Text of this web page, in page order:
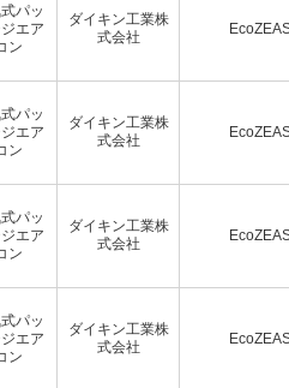
パッ
エア
ン
ダイキン工業株
式会社
パッ
エア
ン
ダイキン工業株
式会社
パッ
エア
ン
ダイキン工業株
式会社
パッ
エア
ン
ダイキン工業株
式会社